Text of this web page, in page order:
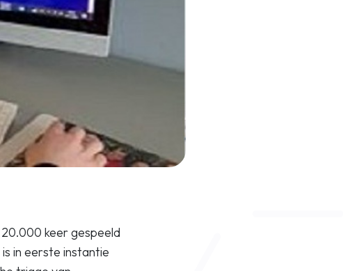
keer gespeeld
in eerste instantie